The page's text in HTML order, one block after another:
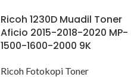
Ricoh 1230D Muadil Toner
Aficio 2015-2018-2020 MP-
1500-1600-2000 9K
Ricoh Fotokopi Toner